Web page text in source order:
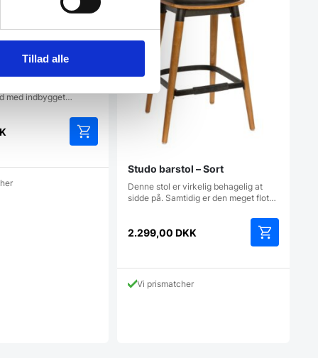
Tillad alle
– Sort imiteret
med indbygget…
Studo barstol – Sort
Denne stol er virkelig behagelig at
sidde på. Samtidig er den meget flot…
2.299,00 DKK
Vi prismatcher